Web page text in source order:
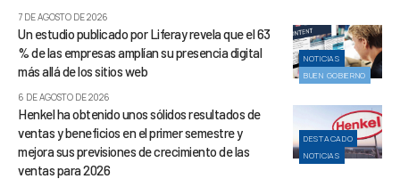
7 DE AGOSTO DE 2026
NOTICIAS
BUEN GOBIERNO
Un estudio publicado por Liferay revela que el 63
% de las empresas amplían su presencia digital
más allá de los sitios web
6 DE AGOSTO DE 2026
DESTACADO
NOTICIAS
Henkel ha obtenido unos sólidos resultados de
ventas y beneficios en el primer semestre y
mejora sus previsiones de crecimiento de las
ventas para 2026